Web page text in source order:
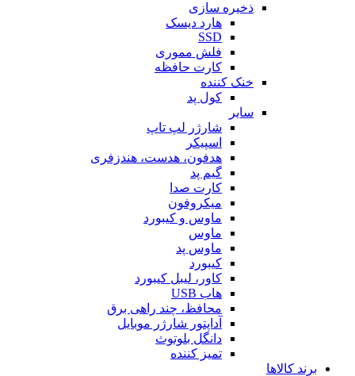
ذخیره سازی
هارد دیسک
SSD
فلش مموری
کارت حافظه
خنک کننده
کول پد
سایر
شارژر لپ تاپ
اسپیکر
هدفون، هدست، هندزفری
گیم پد
کارت صدا
میکروفون
ماوس و کیبورد
ماوس
ماوس پد
کیبورد
کاور، لیبل کیبورد
هاب USB
محافظ، چند راهی برق
آداپتور شارژر موبایل
دانگل بلوتوث
تمیز کننده
برند کالاها